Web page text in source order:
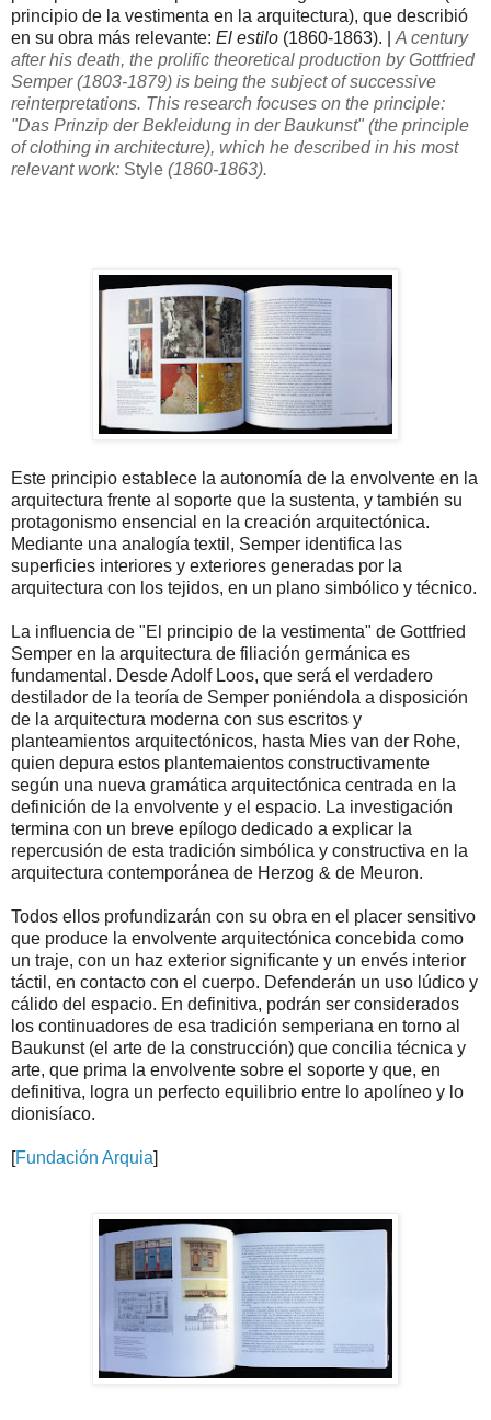
principio de la vestimenta en la arquitectura), que describió
en su obra más relevante: El estilo (1860-1863). | A century
after his death, the prolific theoretical production by Gottfried
Semper (1803-1879) is being the subject of successive
reinterpretations. This research focuses on the principle:
"Das Prinzip der Bekleidung in der Baukunst" (the principle
of clothing in architecture), which he described in his most
relevant work: Style (1860-1863).
Este principio establece la autonomía de la envolvente en la
arquitectura frente al soporte que la sustenta, y también su
protagonismo ensencial en la creación arquitectónica.
Mediante una analogía textil, Semper identifica las
superficies interiores y exteriores generadas por la
arquitectura con los tejidos, en un plano simbólico y técnico.
La influencia de "El principio de la vestimenta" de Gottfried
Semper en la arquitectura de filiación germánica es
fundamental. Desde Adolf Loos, que será el verdadero
destilador de la teoría de Semper poniéndola a disposición
de la arquitectura moderna con sus escritos y
planteamientos arquitectónicos, hasta Mies van der Rohe,
quien depura estos plantemaientos constructivamente
según una nueva gramática arquitectónica centrada en la
definición de la envolvente y el espacio. La investigación
termina con un breve epílogo dedicado a explicar la
repercusión de esta tradición simbólica y constructiva en la
arquitectura contemporánea de Herzog & de Meuron.
Todos ellos profundizarán con su obra en el placer sensitivo
que produce la envolvente arquitectónica concebida como
un traje, con un haz exterior significante y un envés interior
táctil, en contacto con el cuerpo. Defenderán un uso lúdico y
cálido del espacio. En definitiva, podrán ser considerados
los continuadores de esa tradición semperiana en torno al
Baukunst (el arte de la construcción) que concilia técnica y
arte, que prima la envolvente sobre el soporte y que, en
definitiva, logra un perfecto equilibrio entre lo apolíneo y lo
dionisíaco.
[Fundación Arquia]